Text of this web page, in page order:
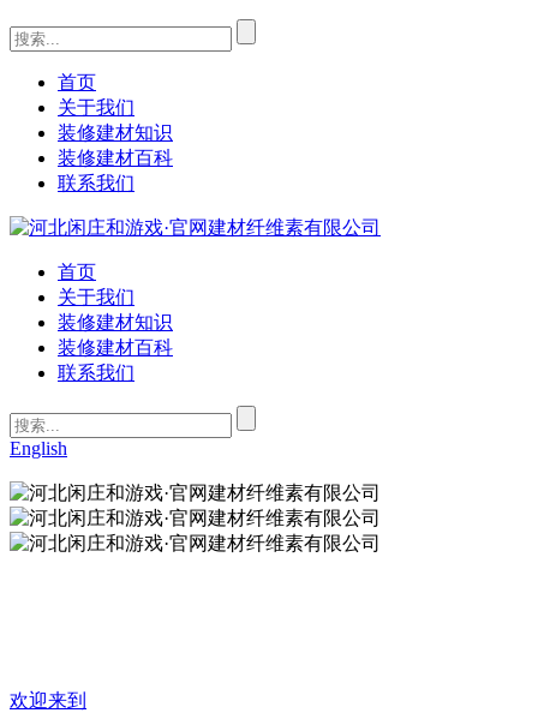
首页
关于我们
装修建材知识
装修建材百科
联系我们
首页
关于我们
装修建材知识
装修建材百科
联系我们
English
欢迎来到